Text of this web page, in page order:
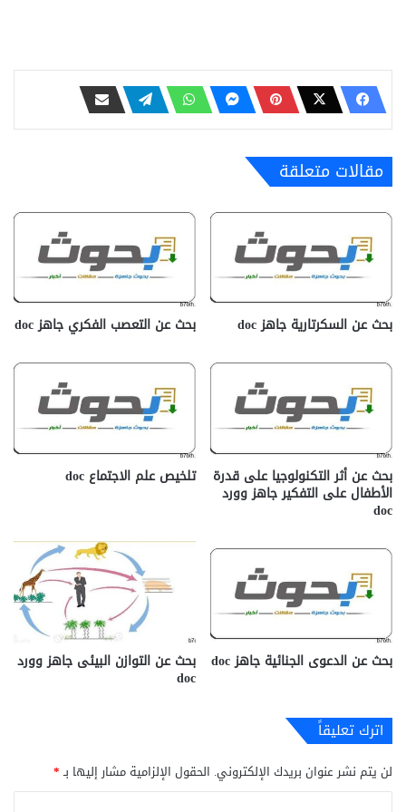
مقالات متعلقة
بحث عن السكرتارية جاهز doc‎ بحث عن التعصب الفكري جاهز doc‎
بحث عن أثر التكنولوجيا على قدرة
الأطفال على التفكير جاهز وورد
doc
تلخيص علم الاجتماع doc‎
بحث عن الدعوى الجنائية جاهز doc‎ بحث عن التوازن البيئى جاهز وورد
doc
اترك تعليقاً
لن يتم نشر عنوان بريدك الإلكتروني. الحقول الإلزامية مشار إليها بـ*